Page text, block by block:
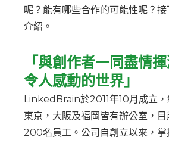
呢？能有哪些合作的可能性呢？
介紹。
「與創作者一同盡情
令人感動的世界」
LinkedBrain於2011年10月成立
東京，大阪及福岡皆有辦公室，
200名員工。公司自創立以來，掌